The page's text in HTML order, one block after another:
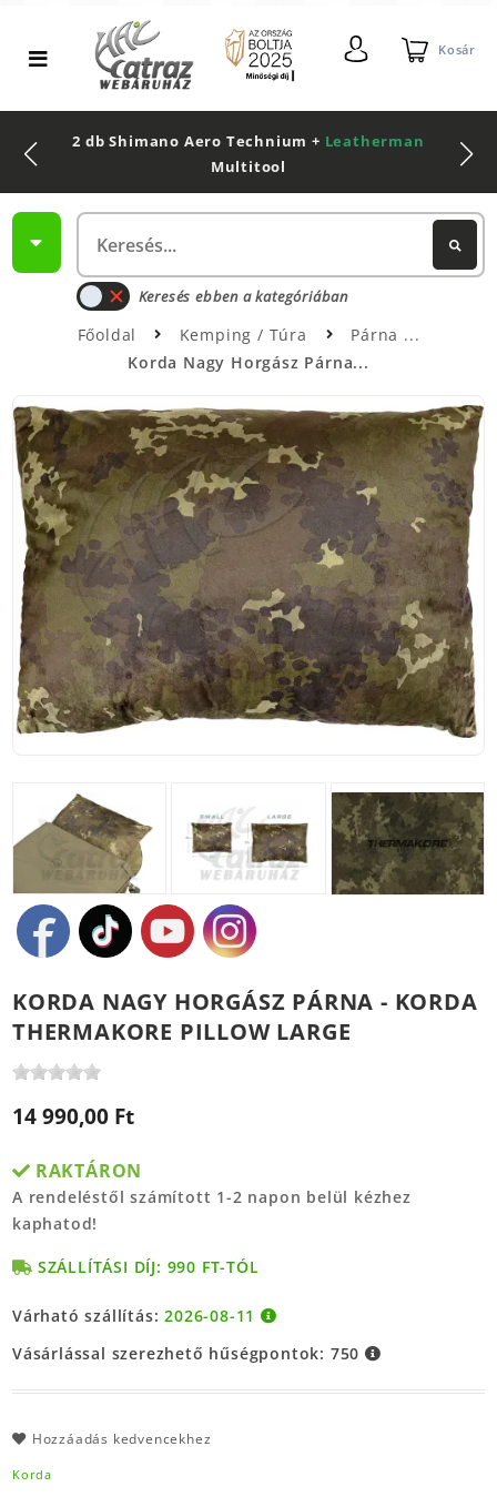
Kosár
2 db Shimano Aero Technium + Leatherman
Multitool
Keresés ebben a kategóriában
Főoldal Kemping / Túra
Párna
Korda Nagy Horgász Párna...
KORDA NAGY HORGÁSZ PÁRNA - KORDA
THERMAKORE PILLOW LARGE
14 990,00 Ft
RAKTÁRON
A rendeléstől számított 1-2 napon belül kézhez
kaphatod!
SZÁLLÍTÁSI DÍJ: 990 FT-TÓL
Várható szállítás:2026-08-11
Vásárlással szerezhető hűségpontok: 750
Hozzáadás kedvencekhez
Korda